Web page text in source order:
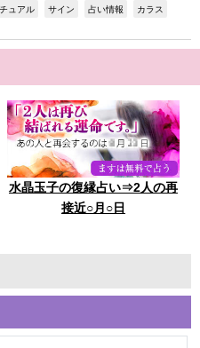
ュアル サイン 占い情報 カラス
水晶玉子の復縁占い⇒2人の再
接近○月○日